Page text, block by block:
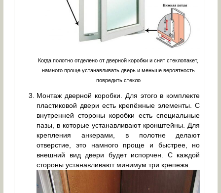
Когда полотно отделено от дверной коробки и снят стеклопакет,
намного проще устанавливать дверь и меньше вероятность
повредить стекло
Монтаж дверной коробки. Для этого в комплекте
пластиковой двери есть крепёжные элементы. С
внутренней стороны коробки есть специальные
пазы, в которые устанавливают кронштейны. Для
крепления анкерами, в полотне делают
отверстие, это намного проще и быстрее, но
внешний вид двери будет испорчен. С каждой
стороны устанавливают минимум три крепежа.